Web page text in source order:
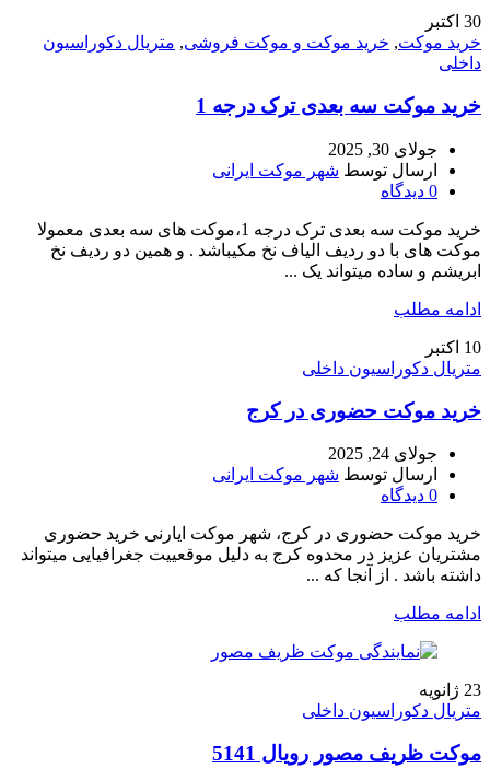
30 اکتبر
خرید موکت, خرید موکت و موکت فروشی, متریال دکوراسیون
داخلی
خرید موکت سه بعدی ترک درجه 1
جولای 30, 2025
ارسال توسط شهر موکت ایرانی
0 دیدگاه
خرید موکت سه بعدی ترک درجه 1،موکت های سه بعدی معمولا
موکت های با دو ردیف الیاف نخ مکیباشد . و همین دو ردیف نخ
ابریشم و ساده میتواند یک ...
ادامه مطلب
10 اکتبر
متریال دکوراسیون داخلی
خرید موکت حضوری در کرج
جولای 24, 2025
ارسال توسط شهر موکت ایرانی
0 دیدگاه
خرید موکت حضوری در کرج، شهر موکت ایارنی خرید حضوری
مشتریان عزیز در محدوه کرج به دلیل موقعییت جغرافیایی میتواند
داشته باشد . از آنجا که ...
ادامه مطلب
23 ژانویه
متریال دکوراسیون داخلی
موکت ظریف مصور رویال 5141